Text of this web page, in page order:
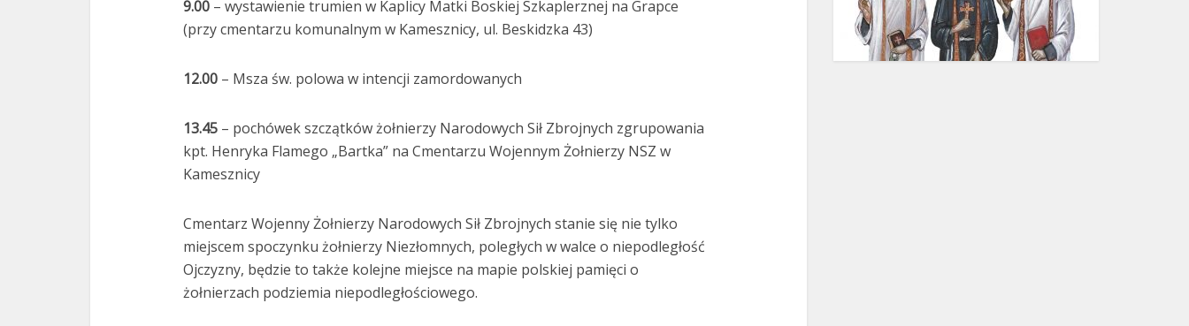
9.00 – wystawienie trumien w Kaplicy Matki Boskiej Szkaplerznej na Grapce
(przy cmentarzu komunalnym w Kamesznicy, ul. Beskidzka 43)
12.00 – Msza św. polowa w intencji zamordowanych
13.45 – pochówek szczątków żołnierzy Narodowych Sił Zbrojnych zgrupowania
kpt. Henryka Flamego „Bartka” na Cmentarzu Wojennym Żołnierzy NSZ w
Kamesznicy
Cmentarz Wojenny Żołnierzy Narodowych Sił Zbrojnych stanie się nie tylko
miejscem spoczynku żołnierzy Niezłomnych, poległych w walce o niepodległość
Ojczyzny, będzie to także kolejne miejsce na mapie polskiej pamięci o
żołnierzach podziemia niepodległościowego.